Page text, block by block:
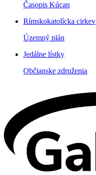
Časopis Kúcan
Rímskokatolícka cirkev
Územný plán
Jedálne lístky
Občianske združenia